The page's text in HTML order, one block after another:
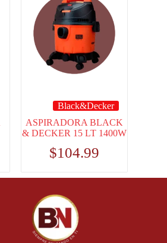
Black&Decker
ASPIRADORA BLACK
& DECKER 15 LT 1400W
$104.99